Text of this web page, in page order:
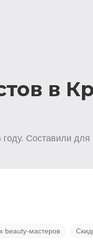
в
году. Составили для
beauty-мастеров